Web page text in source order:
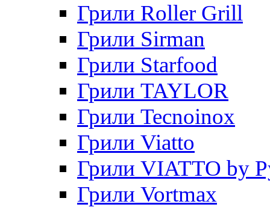
Грили Roller Grill
Грили Sirman
Грили Starfood
Грили TAYLOR
Грили Tecnoinox
Грили Viatto
Грили VIATTO by
Грили Vortmax